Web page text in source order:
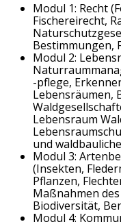
Modul 1: Recht
Fischereirecht,
Bestimmungen,
Modul 2:
-pflege,
Lebensräumen,
Lebensraum
und
Modul 3:
(Insekten,
Pflanzen,
Maßnahmen
Biodiversität,
Modul 4: